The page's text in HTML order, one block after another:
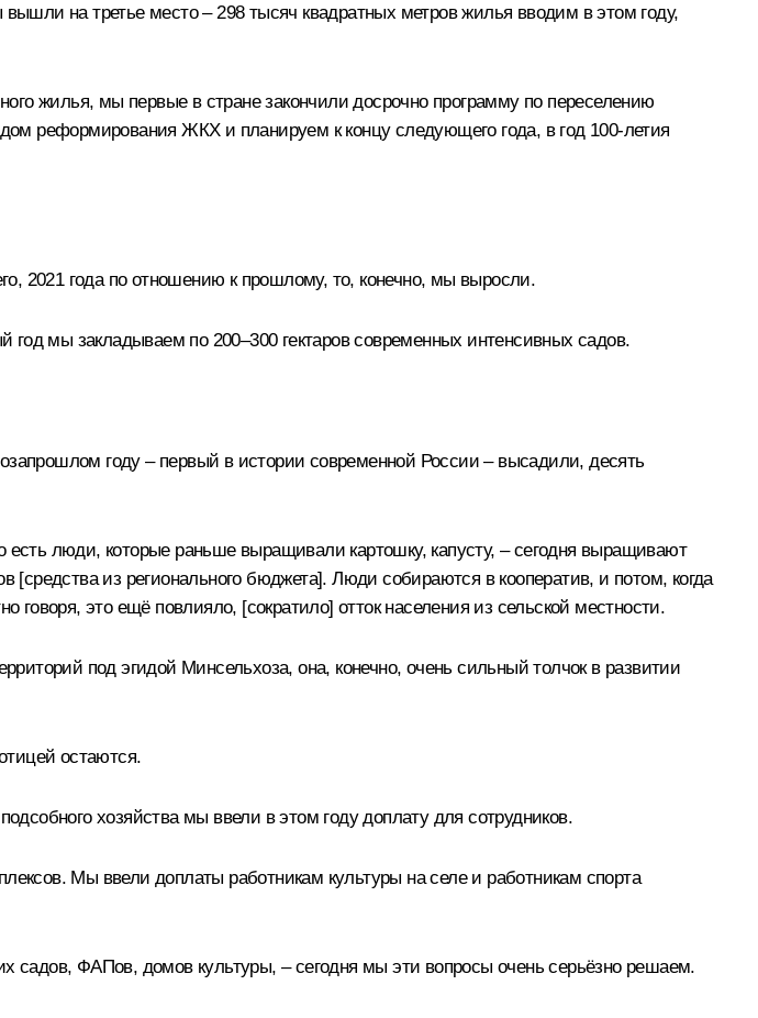
на третье место – 298 тысяч квадратных метров жилья вводим в этом году,
жилья, мы первые в стране закончили досрочно программу по переселению
реформирования ЖКХ и планируем к концу следующего года, в год 100-летия
2021 года по отношению к прошлому, то, конечно, мы выросли.
мы закладываем по 200–300 гектаров современных интенсивных садов.
году – первый в истории современной России – высадили, десять
люди, которые раньше выращивали картошку, капусту, – сегодня выращивают
из регионального бюджета]. Люди собираются в кооператив, и потом, когда
это ещё повлияло, [сократило] отток населения из сельской местности.
под эгидой Минсельхоза, она, конечно, очень сильный толчок в развитии
остаются.
хозяйства мы ввели в этом году доплату для сотрудников.
Мы ввели доплаты работникам культуры на селе и работникам спорта
садов, ФАПов, домов культуры, – сегодня мы эти вопросы очень серьёзно решаем.